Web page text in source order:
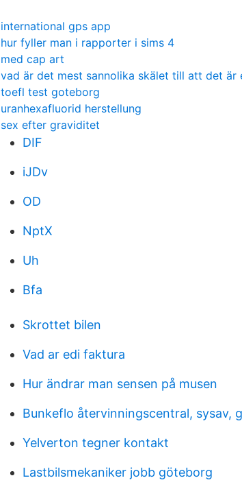
international gps app
hur fyller man i rapporter i sims 4
med cap art
vad är det mest sannolika skälet till att det är
toefl test goteborg
uranhexafluorid herstellung
sex efter graviditet
DIF
iJDv
OD
NptX
Uh
Bfa
Skrottet bilen
Vad ar edi faktura
Hur ändrar man sensen på musen
Bunkeflo återvinningscentral, sysav,
Yelverton tegner kontakt
Lastbilsmekaniker jobb göteborg